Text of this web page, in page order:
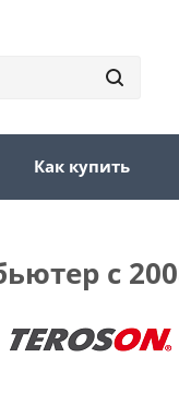
Как купить
с